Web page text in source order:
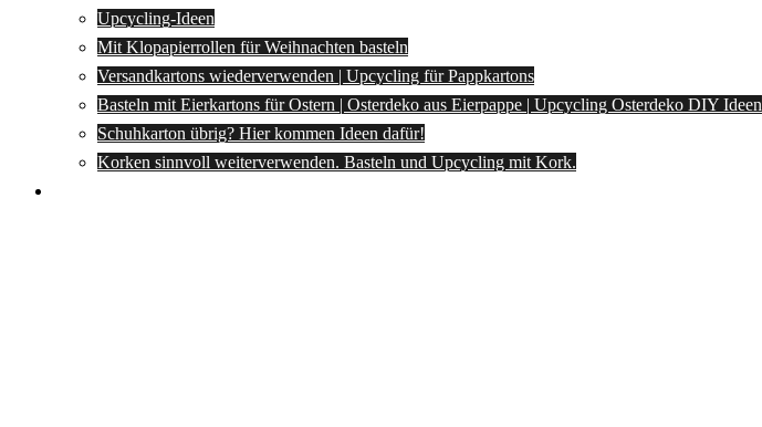
Upcycling-Ideen
Mit Klopapierrollen für Weihnachten basteln
Versandkartons wiederverwenden | Upcycling für Pappkartons
Basteln mit Eierkartons für Ostern | Osterdeko aus Eierpappe | Upcycling Osterdeko DIY Ideen
Schuhkarton übrig? Hier kommen Ideen dafür!
Korken sinnvoll weiterverwenden. Basteln und Upcycling mit Kork.